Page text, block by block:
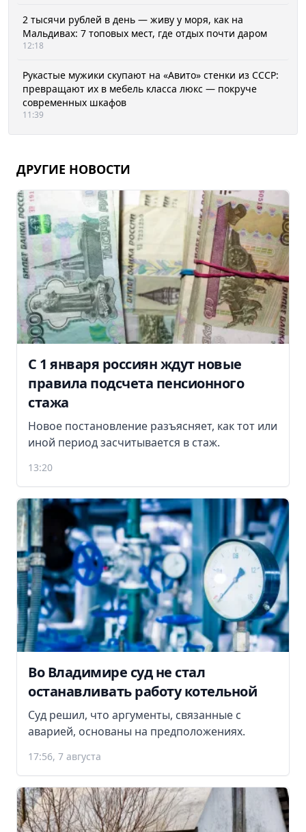
2 тысячи рублей в день — живу у моря, как на
Мальдивах: 7 топовых мест, где отдых почти даром
12:18
Рукастые мужики скупают на «Авито» стенки из СССР:
превращают их в мебель класса люкс — покруче
современных шкафов
11:39
ДРУГИЕ НОВОСТИ
С 1 января россиян ждут новые
правила подсчета пенсионного
стажа
Новое постановление разъясняет, как тот или
иной период засчитывается в стаж.
13:20
Во Владимире суд не стал
останавливать работу котельной
Суд решил, что аргументы, связанные с
аварией, основаны на предположениях.
17:56, 7 августа